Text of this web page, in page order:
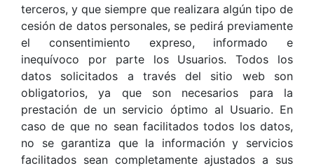
terceros, y que siempre que realizara algún tipo de
cesión de datos personales, se pedirá previamente
el consentimiento expreso, informado e
inequívoco por parte los Usuarios. Todos los
datos solicitados a través del sitio web son
obligatorios, ya que son necesarios para la
prestación de un servicio óptimo al Usuario. En
caso de que no sean facilitados todos los datos,
no se garantiza que la información y servicios
facilitados sean completamente ajustados a sus